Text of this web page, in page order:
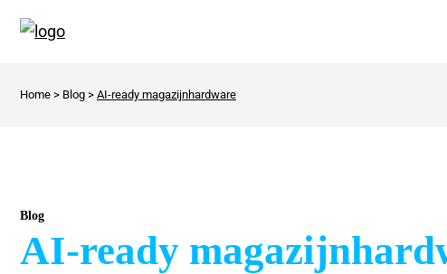
Home > Blog > AI-ready magazijnhardware
Blog
AI-ready